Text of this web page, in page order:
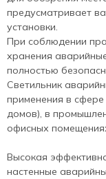
предусматривает
установки.
При соблюдении
хранения
полностью
Светильник
применения в
домов), в
офисных
Высокая
настенные